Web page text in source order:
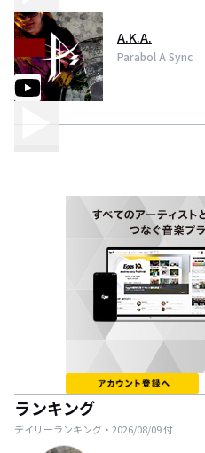
A.K.A.
Parabol A Sync
ランキング
デイリーランキング・ 2026/08/09付